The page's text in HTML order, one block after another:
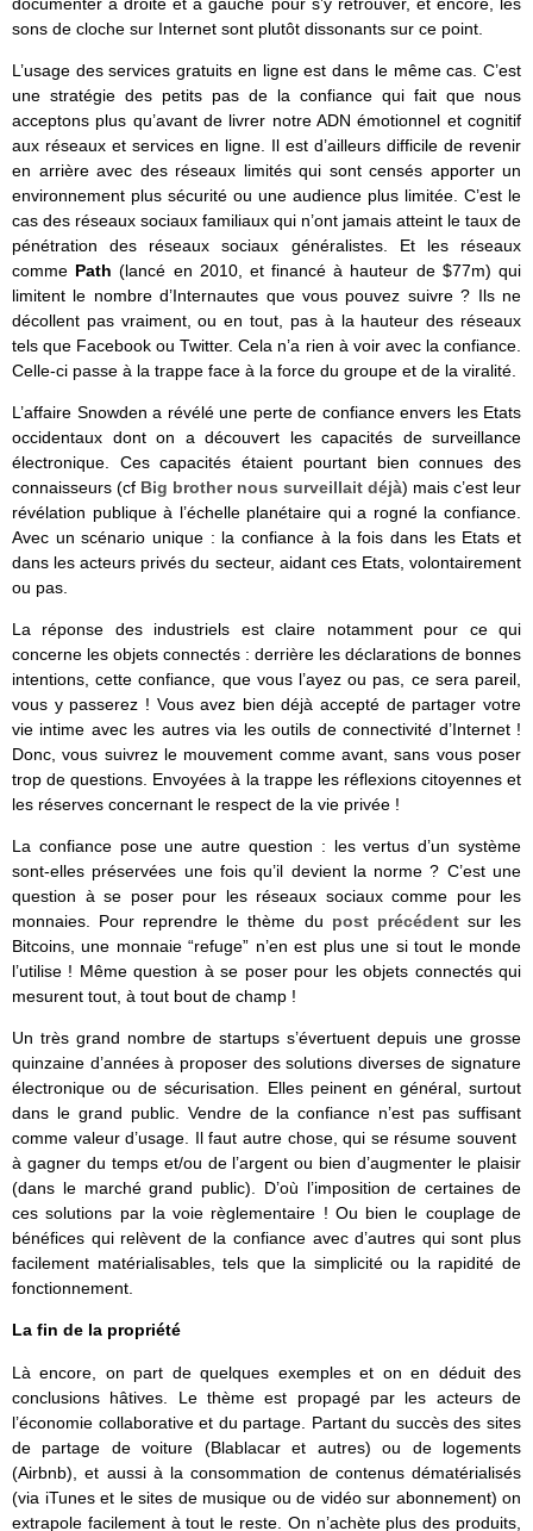
sons de cloche sur Internet sont plutôt dissonants sur ce point.
L’usage des services gratuits en ligne est dans le même cas. C’est
une stratégie des petits pas de la confiance qui fait que nous
acceptons plus qu’avant de livrer notre ADN émotionnel et cognitif
aux réseaux et services en ligne. Il est d’ailleurs difficile de revenir
en arrière avec des réseaux limités qui sont censés apporter un
environnement plus sécurité ou une audience plus limitée. C’est le
cas des réseaux sociaux familiaux qui n’ont jamais atteint le taux de
pénétration des réseaux sociaux généralistes. Et les réseaux
comme Path(lancé en 2010, et financé à hauteur de $77m) qui
limitent le nombre d’Internautes que vous pouvez suivre ? Ils ne
décollent pas vraiment, ou en tout, pas à la hauteur des réseaux
tels que Facebook ou Twitter. Cela n’a rien à voir avec la confiance.
Celle-ci passe à la trappe face à la force du groupe et de la viralité.
L’affaire Snowden a révélé une perte de confiance envers les Etats
occidentaux dont on a découvert les capacités de surveillance
électronique. Ces capacités étaient pourtant bien connues des
connaisseurs (cf Big brother nous surveillait déjà) mais c’est leur
révélation publique à l’échelle planétaire qui a rogné la confiance.
Avec un scénario unique : la confiance à la fois dans les Etats et
dans les acteurs privés du secteur, aidant ces Etats, volontairement
ou pas.
La réponse des industriels est claire notamment pour ce qui
concerne les objets connectés : derrière les déclarations de bonnes
intentions, cette confiance, que vous l’ayez ou pas, ce sera pareil,
vous y passerez ! Vous avez bien déjà accepté de partager votre
vie intime avec les autres via les outils de connectivité d’Internet !
Donc, vous suivrez le mouvement comme avant, sans vous poser
trop de questions. Envoyées à la trappe les réflexions citoyennes et
les réserves concernant le respect de la vie privée !
La confiance pose une autre question : les vertus d’un système
sont-elles préservées une fois qu’il devient la norme ? C’est une
question à se poser pour les réseaux sociaux comme pour les
monnaies. Pour reprendre le thème du post précédentsur les
Bitcoins, une monnaie “refuge” n’en est plus une si tout le monde
l’utilise ! Même question à se poser pour les objets connectés qui
mesurent tout, à tout bout de champ !
Un très grand nombre de startups s’évertuent depuis une grosse
quinzaine d’années à proposer des solutions diverses de signature
électronique ou de sécurisation. Elles peinent en général, surtout
dans le grand public. Vendre de la confiance n’est pas suffisant
comme valeur d’usage. Il faut autre chose, qui se résume souvent
à gagner du temps et/ou de l’argent ou bien d’augmenter le plaisir
(dans le marché grand public). D’où l’imposition de certaines de
ces solutions par la voie règlementaire ! Ou bien le couplage de
bénéfices qui relèvent de la confiance avec d’autres qui sont plus
facilement matérialisables, tels que la simplicité ou la rapidité de
fonctionnement.
La fin de la propriété
Là encore, on part de quelques exemples et on en déduit des
conclusions hâtives. Le thème est propagé par les acteurs de
l’économie collaborative et du partage. Partant du succès des sites
de partage de voiture (Blablacar et autres) ou de logements
(Airbnb), et aussi à la consommation de contenus dématérialisés
(via iTunes et le sites de musique ou de vidéo sur abonnement) on
extrapole facilement à tout le reste. On n’achète plus des produits,